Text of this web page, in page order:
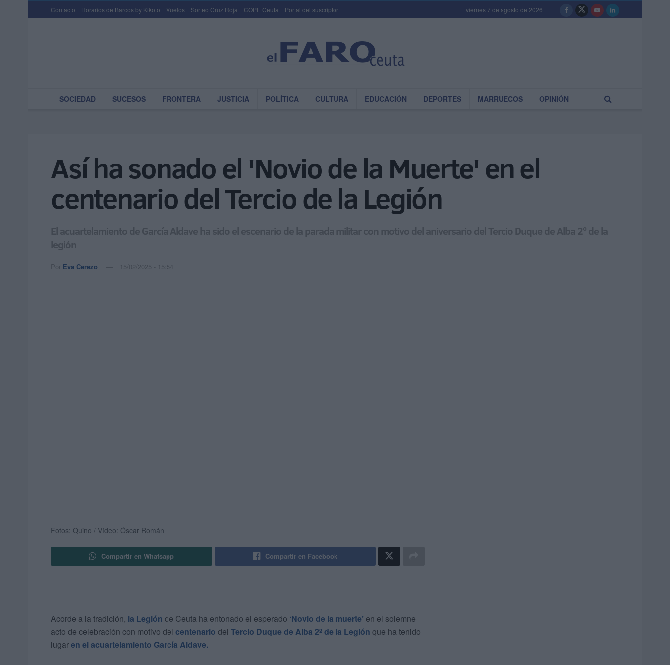
Contacto Horarios de Barcos by Kikoto Vuelos Sorteo Cruz Roja COPE Ceuta Portal del suscriptor viernes 7 de agosto de 2026
SOCIEDAD SUCESOS FRONTERA JUSTICIA POLÍTICA CULTURA EDUCACIÓN DEPORTES MARRUECOS OPINIÓN
Así ha sonado el 'Novio de la Muerte' en el
centenario del Tercio de la Legión
El acuartelamiento de García Aldave ha sido el escenario de la parada militar con motivo del aniversario del Tercio Duque de Alba 2º de la
legión
Por Eva Cerezo 15/02/2025 - 15:54
Fotos: Quino / Vídeo: Óscar Román
Compartir en Whatsapp Compartir en Facebook
Acorde a la tradición, la Legión de Ceuta ha entonado el esperado ‘Novio de la muerte’ en el solemne
acto de celebración con motivo del centenario del Tercio Duque de Alba 2º de la Legión que ha tenido
lugaren el acuartelamiento García Aldave.